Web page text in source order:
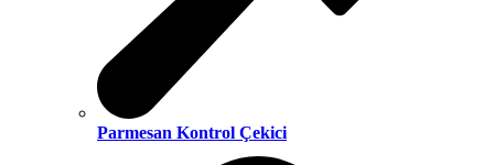
Parmesan Kontrol Çekici